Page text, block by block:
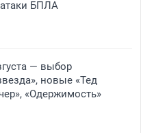
БПЛА
— выбор
новые «Тед
«Одержимость»